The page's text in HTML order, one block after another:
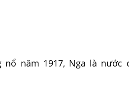
nổ năm 1917, Nga là nước